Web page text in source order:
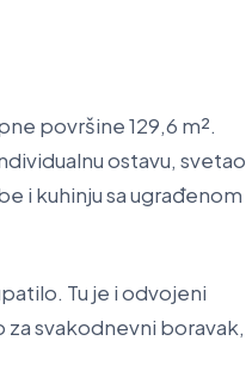
površine 129,6 m².
ostavu, svetao
i kuhinju sa ugrađenom
Tu je i odvojeni
svakodnevni boravak,